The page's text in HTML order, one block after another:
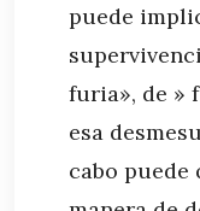
puede
furia», de »
esa
cabo puede